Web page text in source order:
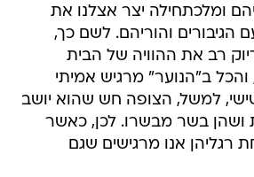
ומלכתחילה יצר אצלנו את
הגיבורים והוריהם. לשם כך,
רב את ההוויה של הבית
ב"הנוער" מרגיש אמיתי 
למשל, הצופה חש שהוא יושב
ושהן בשר מבשרו. לכן, כאשר
אנו מרגישים שגם